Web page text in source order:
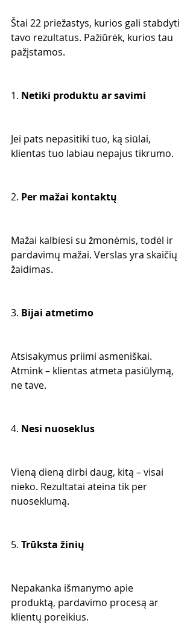
Štai 22 priežastys, kurios gali stabdyti
tavo rezultatus. Pažiūrėk, kurios tau
pažįstamos.
1. Netiki produktu ar savimi
Jei pats nepasitiki tuo, ką siūlai,
klientas tuo labiau nepajus tikrumo.
2. Per mažai kontaktų
Mažai kalbiesi su žmonėmis, todėl ir
pardavimų mažai. Verslas yra skaičių
žaidimas.
3. Bijai atmetimo
Atsisakymus priimi asmeniškai.
Atmink – klientas atmeta pasiūlymą,
ne tave.
4. Nesi nuoseklus
Vieną dieną dirbi daug, kitą – visai
nieko. Rezultatai ateina tik per
nuoseklumą.
5. Trūksta žinių
Nepakanka išmanymo apie
produktą, pardavimo procesą ar
klientų poreikius.